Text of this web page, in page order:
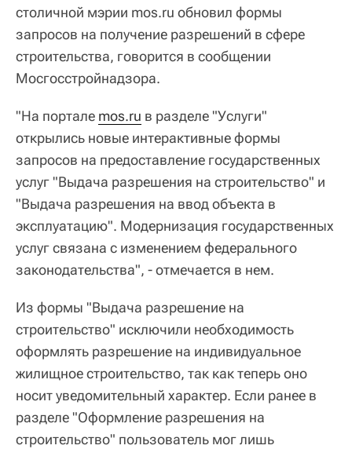
столичной мэрии mos.ru обновил формы
запросов на получение разрешений в сфере
строительства, говорится в сообщении
Мосгосстройнадзора.
"На портале mos.ru в разделе "Услуги"
открылись новые интерактивные формы
запросов на предоставление государственных
услуг "Выдача разрешения на строительство" и
"Выдача разрешения на ввод объекта в
эксплуатацию". Модернизация государственных
услуг связана с изменением федерального
законодательства", - отмечается в нем.
Из формы "Выдача разрешение на
строительство" исключили необходимость
оформлять разрешение на индивидуальное
жилищное строительство, так как теперь оно
носит уведомительный характер. Если ранее в
разделе "Оформление разрешения на
строительство" пользователь мог лишь